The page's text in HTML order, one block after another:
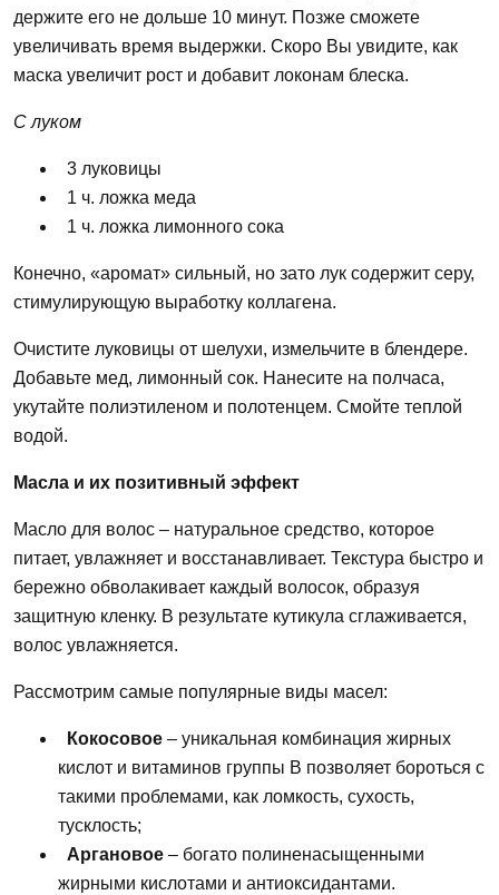
держите его не дольше 10 минут. Позже сможете
увеличивать время выдержки. Скоро Вы увидите, как
маска увеличит рост и добавит локонам блеска.
С луком
3 луковицы
1 ч. ложка меда
1 ч. ложка лимонного сока
Конечно, «аромат» сильный, но зато лук содержит серу,
стимулирующую выработку коллагена.
Очистите луковицы от шелухи, измельчите в блендере.
Добавьте мед, лимонный сок. Нанесите на полчаса,
укутайте полиэтиленом и полотенцем. Смойте теплой
водой.
Масла и их позитивный эффект
Масло для волос – натуральное средство, которое
питает, увлажняет и восстанавливает. Текстура быстро и
бережно обволакивает каждый волосок, образуя
защитную кленку. В результате кутикула сглаживается,
волос увлажняется.
Рассмотрим самые популярные виды масел:
Кокосовое – уникальная комбинация жирных
кислот и витаминов группы В позволяет бороться с
такими проблемами, как ломкость, сухость,
тусклость;
Аргановое – богато полиненасыщенными
жирными кислотами и антиоксидантами.